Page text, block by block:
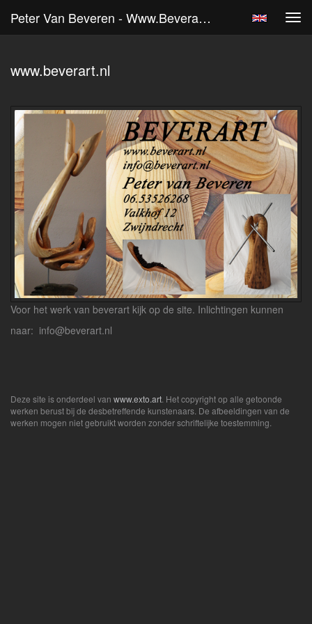
Peter Van Beveren - Www.beverart.nl
www.beverart.nl
Voor het werk van beverart kijk op de site. Inlichtingen kunnen
naar: info@beverart.nl
Deze site is onderdeel van www.exto.art . Het copyright op alle getoonde
werken berust bij de desbetreffende kunstenaars. De afbeeldingen van de
werken mogen niet gebruikt worden zonder schriftelijke toestemming.